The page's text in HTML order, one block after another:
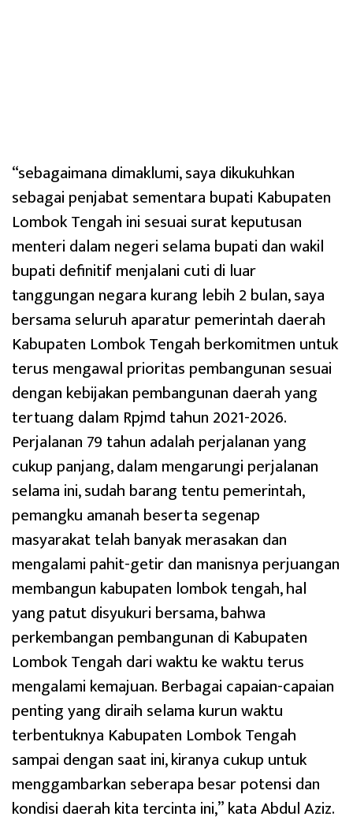
“sebagaimana dimaklumi, saya dikukuhkan
sebagai penjabat sementara bupati Kabupaten
Lombok Tengah ini sesuai surat keputusan
menteri dalam negeri selama bupati dan wakil
bupati definitif menjalani cuti di luar
tanggungan negara kurang lebih 2 bulan, saya
bersama seluruh aparatur pemerintah daerah
Kabupaten Lombok Tengah berkomitmen untuk
terus mengawal prioritas pembangunan sesuai
dengan kebijakan pembangunan daerah yang
tertuang dalam Rpjmd tahun 2021-2026.
Perjalanan 79 tahun adalah perjalanan yang
cukup panjang, dalam mengarungi perjalanan
selama ini, sudah barang tentu pemerintah,
pemangku amanah beserta segenap
masyarakat telah banyak merasakan dan
mengalami pahit-getir dan manisnya perjuangan
membangun kabupaten lombok tengah, hal
yang patut disyukuri bersama, bahwa
perkembangan pembangunan di Kabupaten
Lombok Tengah dari waktu ke waktu terus
mengalami kemajuan. Berbagai capaian-capaian
penting yang diraih selama kurun waktu
terbentuknya Kabupaten Lombok Tengah
sampai dengan saat ini, kiranya cukup untuk
menggambarkan seberapa besar potensi dan
kondisi daerah kita tercinta ini,” kata Abdul Aziz.